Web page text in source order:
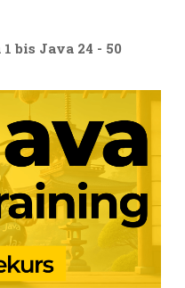
bis Java 24 - 50